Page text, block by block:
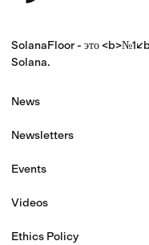
SolanaFloor - это <b>№1</
Solana.
News
Newsletters
Events
Videos
Ethics Policy